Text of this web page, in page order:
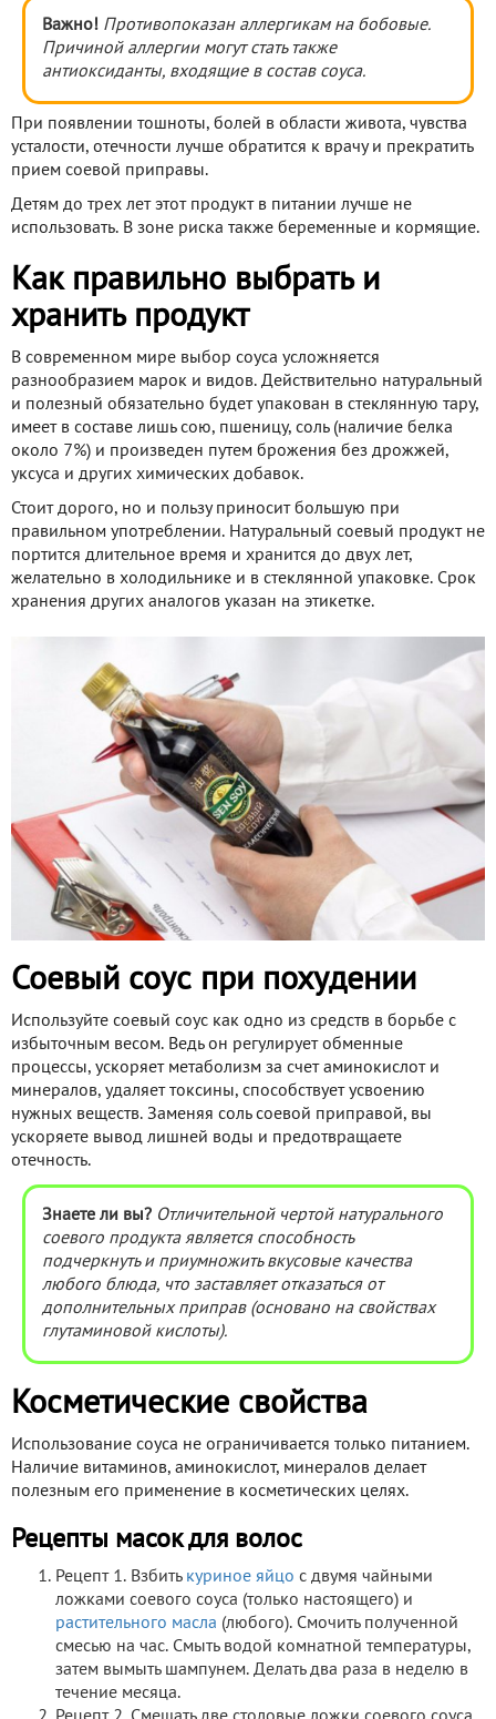
Важно! Противопоказан аллергикам на бобовые.
Причиной аллергии могут стать также
антиоксиданты, входящие в состав соуса.
При появлении тошноты, болей в области живота, чувства
усталости, отечности лучше обратится к врачу и прекратить
прием соевой приправы.
Детям до трех лет этот продукт в питании лучше не
использовать. В зоне риска также беременные и кормящие.
Как правильно выбрать и
хранить продукт
В современном мире выбор соуса усложняется
разнообразием марок и видов. Действительно натуральный
и полезный обязательно будет упакован в стеклянную тару,
имеет в составе лишь сою, пшеницу, соль (наличие белка
около 7%) и произведен путем брожения без дрожжей,
уксуса и других химических добавок.
Стоит дорого, но и пользу приносит большую при
правильном употреблении. Натуральный соевый продукт не
портится длительное время и хранится до двух лет,
желательно в холодильнике и в стеклянной упаковке. Срок
хранения других аналогов указан на этикетке.
Соевый соус при похудении
Используйте соевый соус как одно из средств в борьбе с
избыточным весом. Ведь он регулирует обменные
процессы, ускоряет метаболизм за счет аминокислот и
минералов, удаляет токсины, способствует усвоению
нужных веществ. Заменяя соль соевой приправой, вы
ускоряете вывод лишней воды и предотвращаете
отечность.
Знаете ли вы? Отличительной чертой натурального
соевого продукта является способность
подчеркнуть и приумножить вкусовые качества
любого блюда, что заставляет отказаться от
дополнительных приправ (основано на свойствах
глутаминовой кислоты).
Косметические свойства
Использование соуса не ограничивается только питанием.
Наличие витаминов, аминокислот, минералов делает
полезным его применение в косметических целях.
Рецепты масок для волос
Рецепт 1. Взбить куриное яйцо с двумя чайными
ложками соевого соуса (только настоящего) и
растительного масла (любого). Смочить полученной
смесью на час. Смыть водой комнатной температуры,
затем вымыть шампунем. Делать два раза в неделю в
течение месяца.